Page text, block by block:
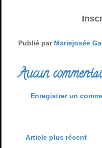
Publié par Mariejosée
Aucun
Enregistrer un
Article plus récent